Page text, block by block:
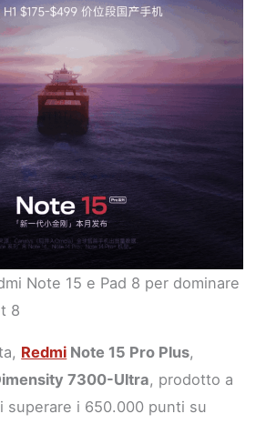
Note 15 e Pad 8 per dominare
8
Redmi Note 15 Pro Plus,
7300-Ultra, prodotto a
superare i 650.000 punti su